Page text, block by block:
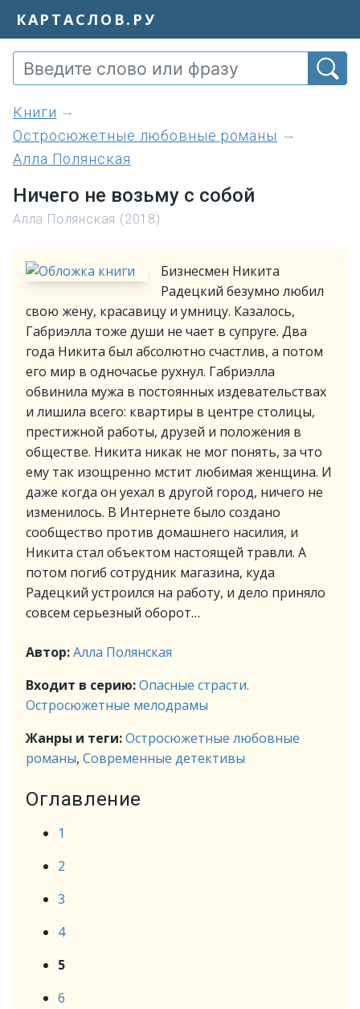
КАРТАСЛОВ.РУ
книги
Остросюжетные любовные романы
Алла Полянская
Ничего не возьму с собой
Алла Полянская (2018)
Бизнесмен Никита
Радецкий безумно любил
свою жену, красавицу и умницу. Казалось,
Габриэлла тоже души не чает в супруге. Два
года Никита был абсолютно счастлив, а потом
его мир в одночасье рухнул. Габриэлла
обвинила мужа в постоянных издевательствах
и лишила всего: квартиры в центре столицы,
престижной работы, друзей и положения в
обществе. Никита никак не мог понять, за что
ему так изощренно мстит любимая женщина. И
даже когда он уехал в другой город, ничего не
изменилось. В Интернете было создано
сообщество против домашнего насилия, и
Никита стал объектом настоящей травли. А
потом погиб сотрудник магазина, куда
Радецкий устроился на работу, и дело приняло
совсем серьезный оборот…
Автор:Алла Полянская
Входит в серию:Опасные страсти.
Остросюжетные мелодрамы
Жанры и теги:Остросюжетные любовные
романы, Современные детективы
Оглавление
1
2
3
4
5
6